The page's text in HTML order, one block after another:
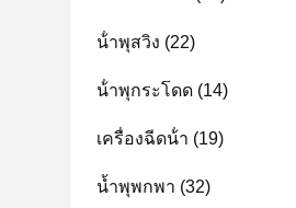
น้ําพุสวิง (22)
น้ําพุกระโดด (14)
เครื่องฉีดน้ํา (19)
น้ำพุพกพา (32)